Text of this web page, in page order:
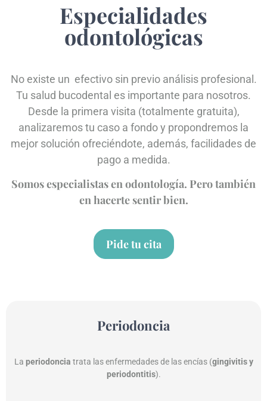
Especialidades
odontológicas
No existe un efectivo sin previo análisis profesional.
Tu salud bucodental es importante para nosotros.
Desde la primera visita (totalmente gratuita),
analizaremos tu caso a fondo y propondremos la
mejor solución ofreciéndote, además, facilidades de
pago a medida.
Somos especialistas en odontología. Pero también
en hacerte sentir bien.
Pide tu cita
Periodoncia
La periodoncia trata las enfermedades de las encías (gingivitis y
periodontitis).